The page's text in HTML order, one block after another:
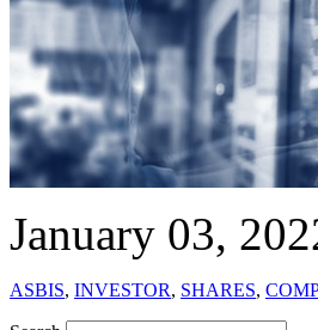
January 03,
ASBIS, INVESTOR, SHARES,